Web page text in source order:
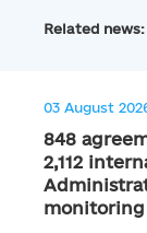
Related
03 August
848
2,112
monitoring